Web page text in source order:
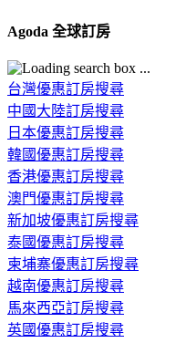
Agoda 全球訂房
台灣優惠訂房搜尋
中國大陸訂房搜尋
日本優惠訂房搜尋
韓國優惠訂房搜尋
香港優惠訂房搜尋
澳門優惠訂房搜尋
新加坡優惠訂房搜尋
泰國優惠訂房搜尋
柬埔寨優惠訂房搜尋
越南優惠訂房搜尋
馬來西亞訂房搜尋
英國優惠訂房搜尋